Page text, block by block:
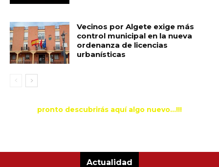
Vecinos por Algete exige más
control municipal en la nueva
ordenanza de licencias
urbanísticas
pronto descubrirás aquí algo nuevo...!!!